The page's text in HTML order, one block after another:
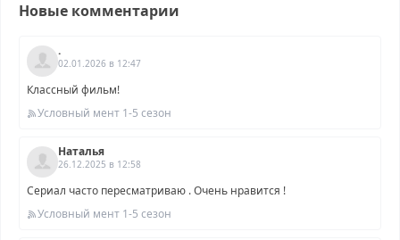
Новые комментарии
.
02.01.2026 в 12:47
Классный фильм!
Условный мент 1-5 сезон
Наталья
26.12.2025 в 12:58
Сериал часто пересматриваю . Очень нравится !
Условный мент 1-5 сезон